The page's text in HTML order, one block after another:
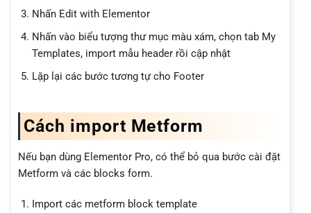
Nhấn Edit with Elementor
Nhấn vào biểu tượng thư mục màu xám, chọn tab My
Templates, import mẫu header rồi cập nhật
Lặp lại các bước tương tự cho Footer
Cách import Metform
Nếu bạn dùng Elementor Pro, có thể bỏ qua bước cài đặt
Metform và các blocks form.
Import các metform block template